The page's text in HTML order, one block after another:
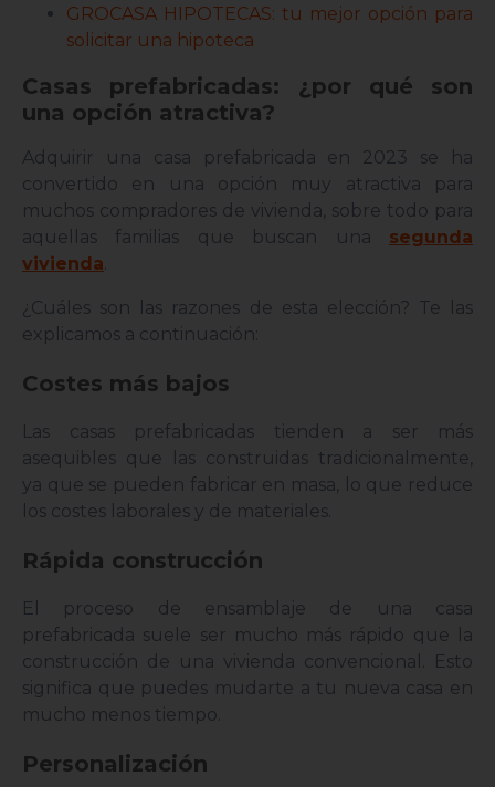
GROCASA HIPOTECAS: tu mejor opción para
solicitar una hipoteca
Casas prefabricadas: ¿por qué son
una opción atractiva?
Adquirir una casa prefabricada en 2023 se ha
convertido en una opción muy atractiva para
muchos compradores de vivienda, sobre todo para
aquellas familias que buscan una segunda
vivienda
¿Cuáles son las razones de esta elección? Te las
explicamos a continuación:
Costes más bajos
Las casas prefabricadas tienden a ser más
asequibles que las construidas tradicionalmente,
ya que se pueden fabricar en masa, lo que reduce
los costes laborales y de materiales.
Rápida construcción
El proceso de ensamblaje de una casa
prefabricada suele ser mucho más rápido que la
construcción de una vivienda convencional. Esto
significa que puedes mudarte a tu nueva casa en
mucho menos tiempo.
Personalización